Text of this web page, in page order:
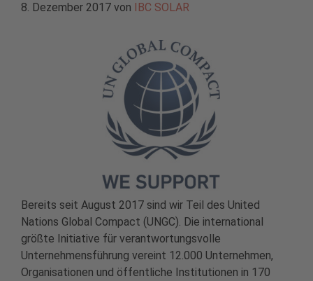
8. Dezember 2017 von IBC SOLAR
Bereits seit August 2017 sind wir Teil des United
Nations Global Compact (UNGC). Die international
größte Initiative für verantwortungsvolle
Unternehmensführung vereint 12.000 Unternehmen,
Organisationen und öffentliche Institutionen in 170